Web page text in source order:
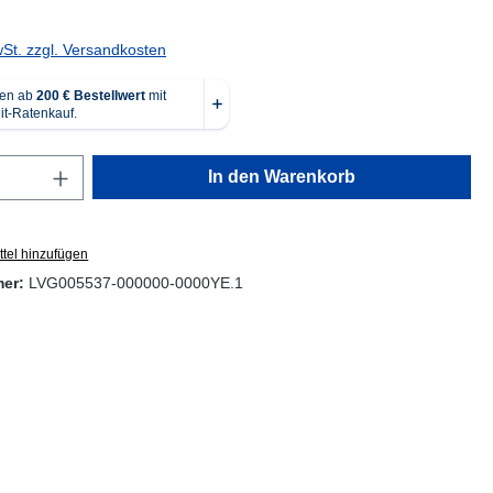
zzgl. Versandkosten
Anzahl: Gib den gewünschten Wert ein
In den Warenkorb
hinzufügen
LVG005537-000000-0000YE.1